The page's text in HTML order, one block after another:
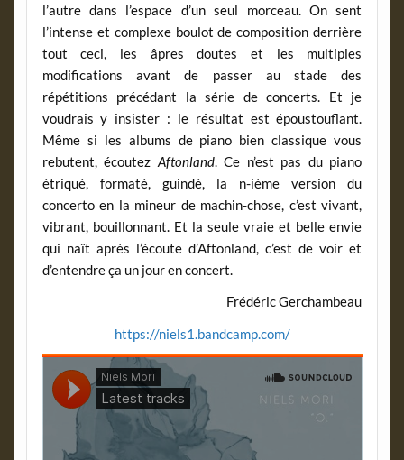
l’autre dans l’espace d’un seul morceau. On sent
l’intense et complexe boulot de composition derrière
tout ceci, les âpres doutes et les multiples
modifications avant de passer au stade des
répétitions précédant la série de concerts. Et je
voudrais y insister : le résultat est époustouflant.
Même si les albums de piano bien classique vous
rebutent, écoutez Aftonland. Ce n’est pas du piano
étriqué, formaté, guindé, la n-ième version du
concerto en la mineur de machin-chose, c’est vivant,
vibrant, bouillonnant. Et la seule vraie et belle envie
qui naît après l’écoute d’Aftonland, c’est de voir et
d’entendre ça un jour en concert.
Frédéric Gerchambeau
https://niels1.bandcamp.com/